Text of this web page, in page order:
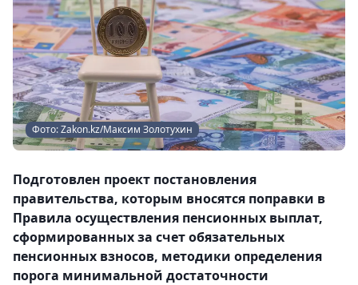
Фото: Zakon.kz/Максим Золотухин
Подготовлен проект постановления
правительства, которым вносятся поправки в
Правила осуществления пенсионных выплат,
сформированных за счет обязательных
пенсионных взносов, методики определения
порога минимальной достаточности